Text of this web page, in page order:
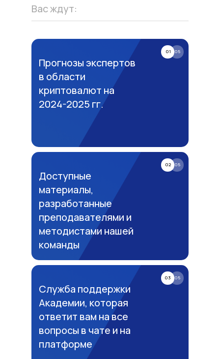
Вас ждут:
Прогнозы экспертов
в области
криптовалют на
2024-2025 гг.
05
01
Доступные
материалы,
разработанные
преподавателями и
методистами нашей
команды
05
02
Служба поддержки
Академии, которая
ответит вам на все
вопросы в чате и на
платформе
05
03